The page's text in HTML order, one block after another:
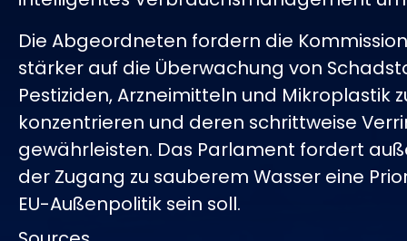
Die Abgeordneten fordern die
stärker auf die Überwachung von
Pestiziden, Arzneimitteln und Mikroplastik
konzentrieren und deren schrittweise
gewährleisten. Das Parlament fordert
der Zugang zu sauberem Wasser eine
EU-Außenpolitik sein soll.